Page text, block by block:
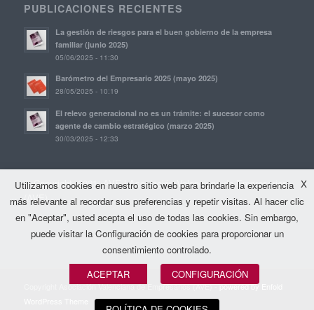
PUBLICACIONES RECIENTES
La gestión de riesgos para el buen gobierno de la empresa
familiar (junio 2025)
05/06/2025 - 11:30
Barómetro del Empresario 2025 (mayo 2025)
28/05/2025 - 10:19
El relevo generacional no es un trámite: el sucesor como
agente de cambio estratégico (marzo 2025)
30/03/2025 - 12:33
© Copyright, 2021. AVE | Asociación Valenciana de Empresarios
(AVE)
Copyright Asociación Valenciana de Empresarios (AVE) -powered by Enfold
X
Utilizamos cookies en nuestro sitio web para brindarle la experiencia
más relevante al recordar sus preferencias y repetir visitas. Al hacer clic
en "Aceptar", usted acepta el uso de todas las cookies. Sin embargo,
puede visitar la Configuración de cookies para proporcionar un
consentimiento controlado.
ACEPTAR
CONFIGURACIÓN